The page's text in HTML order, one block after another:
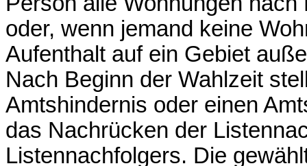
oder, wenn jemand keine
Aufenthalt auf ein Gebiet
Nach Beginn der Wahlzeit
Amtshindernis oder einen
das Nachrücken der
Listennachfolgers. Die